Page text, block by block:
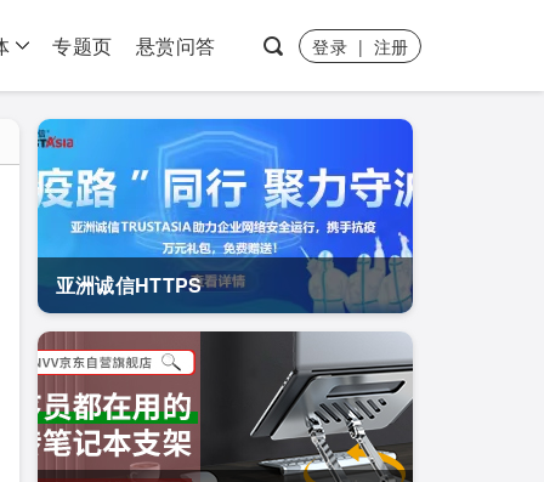
专题页 悬赏问答 登录 | 注册
亚洲诚信HTTPS